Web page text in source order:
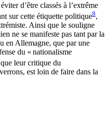
d’être classés à l’extrême
sur cette étiquette politique8,
Ainsi que le souligne
ne se manifeste pas tant par la
en Allemagne, que par une
du « nationalisme
leur critique du
est loin de faire dans la